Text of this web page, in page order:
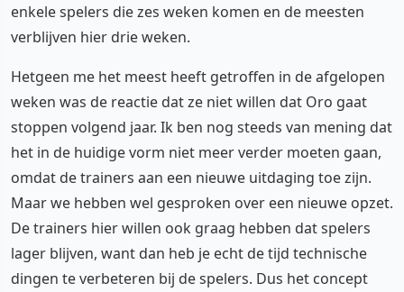
enkele spelers die zes weken komen en de meesten
verblijven hier drie weken.
Hetgeen me het meest heeft getroffen in de afgelopen
weken was de reactie dat ze niet willen dat Oro gaat
stoppen volgend jaar. Ik ben nog steeds van mening dat
het in de huidige vorm niet meer verder moeten gaan,
omdat de trainers aan een nieuwe uitdaging toe zijn.
Maar we hebben wel gesproken over een nieuwe opzet.
De trainers hier willen ook graag hebben dat spelers
lager blijven, want dan heb je echt de tijd technische
dingen te verbeteren bij de spelers. Dus het concept